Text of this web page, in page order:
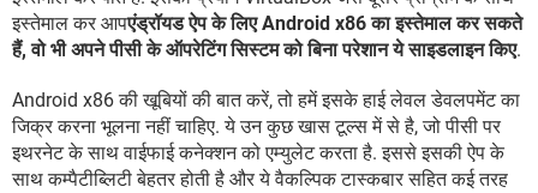
इस्तेमाल कर आपएंड्रॉयड ऐप के लिए Android x86 का इस्तेमाल कर सकते
हैं, वो भी अपने पीसी के ऑपरेटिंग सिस्टम को बिना परेशान ये साइडलाइन किए.
Android x86 की खूबियों की बात करें, तो हमें इसके हाई लेवल डेवलपमेंट का
जिक्र करना भूलना नहीं चाहिए. ये उन कुछ खास टूल्स में से है, जो पीसी पर
इथरनेट के साथ वाईफाई कनेक्शन को एम्युलेट करता है. इससे इसकी ऐप के
साथ कम्पैटीब्लिटी बेहतर होती है और ये वैकल्पिक टास्कबार सहित कई तरह